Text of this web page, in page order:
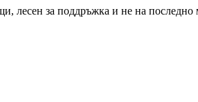
лесен за поддръжка и не на последно